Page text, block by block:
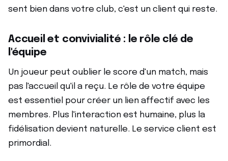
sent bien dans votre club, c'est un client qui reste.
Accueil et convivialité : le rôle clé de
l'équipe
Un joueur peut oublier le score d'un match, mais
pas l'accueil qu'il a reçu. Le rôle de votre équipe
est essentiel pour créer un lien affectif avec les
membres. Plus l'interaction est humaine, plus la
fidélisation devient naturelle. Le service client est
primordial.